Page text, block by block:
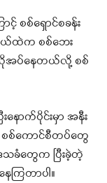
စစ်ရှောင်စခန်း
ယ်ထဲက စစ်ဘေး
လိုအပ်နေတယ်လို့ စစ်
နောက်ပိုင်းမှာ အနီး
စစ်ကောင်စီတပ်တွေ
ခံတွေက ပြီးခဲ့တဲ့
ကြတာပါ။